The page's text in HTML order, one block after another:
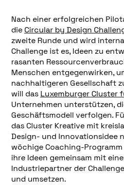
Nach einer erfolgreichen
die Circular by Design
zweite Runde und wird
Challenge ist es, Ideen zu
rasanten
Menschen entgegenwirken,
nachhaltigeren Gesellschaft
will das Luxemburger Cluster
Unternehmen unterstützen,
Geschäftsmodell verfolgen.
das Cluster Kreative mit
Design- und Innovationsidee
wöchige Coaching-
ihre Ideen gemeinsam mit
Industriepartner der
und umsetzen.